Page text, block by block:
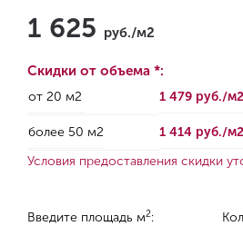
1 625 руб./м2
Скидки от объема *:
от 20 м2 1 479 руб./м2
более 50 м2 1 414 руб./м2
Условия предоставления скидки
Введите площадь м2: